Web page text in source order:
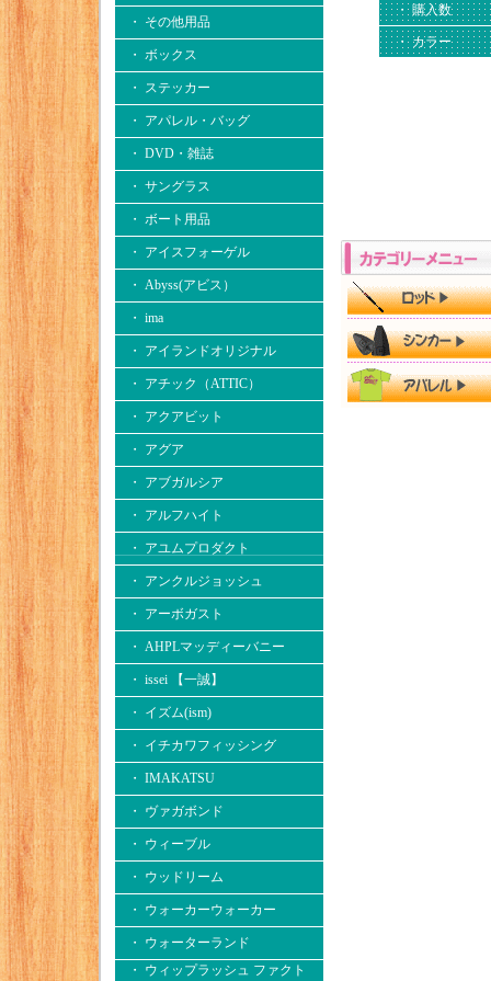
・ その他用品
・ ボックス
・ ステッカー
・ アパレル・バッグ
・ DVD・雑誌
・ サングラス
・ ボート用品
・ アイスフォーゲル
・ Abyss(アビス）
・ ima
・ アイランドオリジナル
・ アチック（ATTIC）
・ アクアビット
・ アグア
・ アブガルシア
・ アルフハイト
・ アユムプロダクト
・ アンクルジョッシュ
・ アーボガスト
・ AHPLマッディーバニー
・ issei 【一誠】
・ イズム(ism)
・ イチカワフィッシング
・ IMAKATSU
・ ヴァガボンド
・ ウィーブル
・ ウッドリーム
・ ウォーカーウォーカー
・ ウォーターランド
・ ウィップラッシュ ファクト
・ 購入数
・ カラー